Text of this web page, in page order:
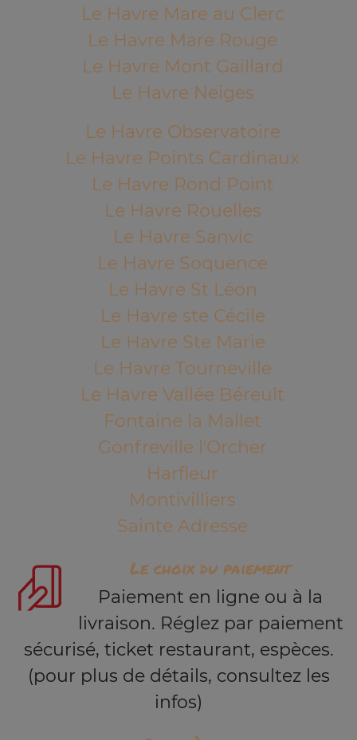
Le Havre Mare au Clerc
Le Havre Mare Rouge
Le Havre Mont Gaillard
Le Havre Neiges
Le Havre Observatoire
Le Havre Points Cardinaux
Le Havre Rond Point
Le Havre Rouelles
Le Havre Sanvic
Le Havre Soquence
Le Havre St Léon
Le Havre ste Cécile
Le Havre Ste Marie
Le Havre Tourneville
Le Havre Vallée Béreult
Fontaine la Mallet
Gonfreville l'Orcher
Harfleur
Montivilliers
Sainte Adresse
Le choix du paiement
Paiement en ligne ou à la
livraison. Réglez par paiement
sécurisé, ticket restaurant, espèces.
(pour plus de détails, consultez les
infos)